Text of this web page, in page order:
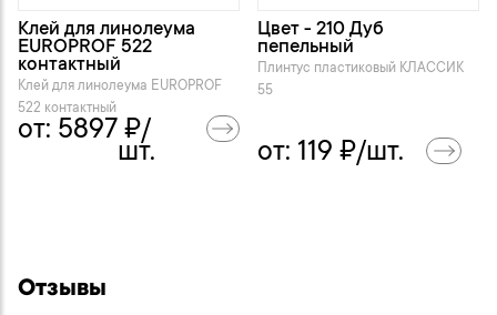
Клей для линолеума
EUROPROF 522
контактный
Клей для линолеума EUROPROF
522 контактный
от: 5897 ₽/
шт.
Цвет - 210 Дуб
пепельный
Плинтус пластиковый KЛАССИК
55
от: 119 ₽/шт.
Отзывы